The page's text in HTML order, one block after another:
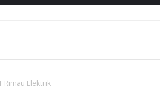
Rimau Elektrik